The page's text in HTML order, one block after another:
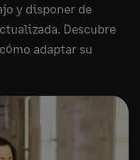
y disponer de
Descubre
adaptar su